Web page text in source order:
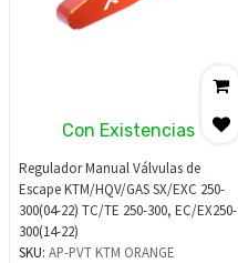
Con Existencias
Regulador Manual Válvulas de
Escape KTM/HQV/GAS SX/EXC 250-
300(04-22) TC/TE 250-300, EC/EX250-
300(14-22)
SKU: AP-PVT KTM ORANGE